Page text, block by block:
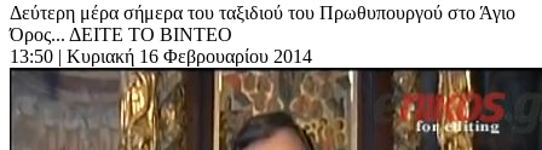
Δεύτερη μέρα σήμερα του ταξιδιού του Πρωθυπουργού στο Άγιο
Όρος... ΔΕΙΤΕ ΤΟ ΒΙΝΤΕΟ
13:50 | Κυριακή 16 Φεβρουαρίου 2014